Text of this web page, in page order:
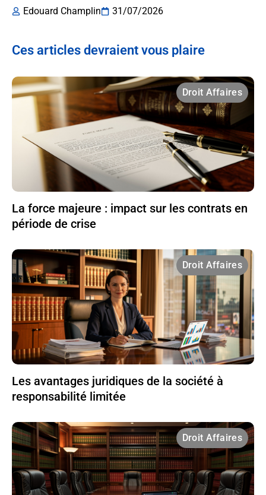
Edouard Champlin
31/07/2026
Ces articles devraient vous plaire
Droit Affaires
La force majeure : impact sur les contrats en
période de crise
Droit Affaires
Les avantages juridiques de la société à
responsabilité limitée
Droit Affaires